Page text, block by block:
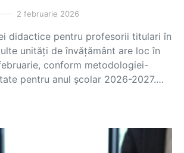
2 februarie 2026
didactice pentru profesorii titulari în
unități de învățământ are loc în
conform metodologiei-
pentru anul școlar 2026-2027.…